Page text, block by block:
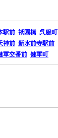
駅前 祇園橋 呉服町
神前 新水前寺駅前
軍交番前 健軍町